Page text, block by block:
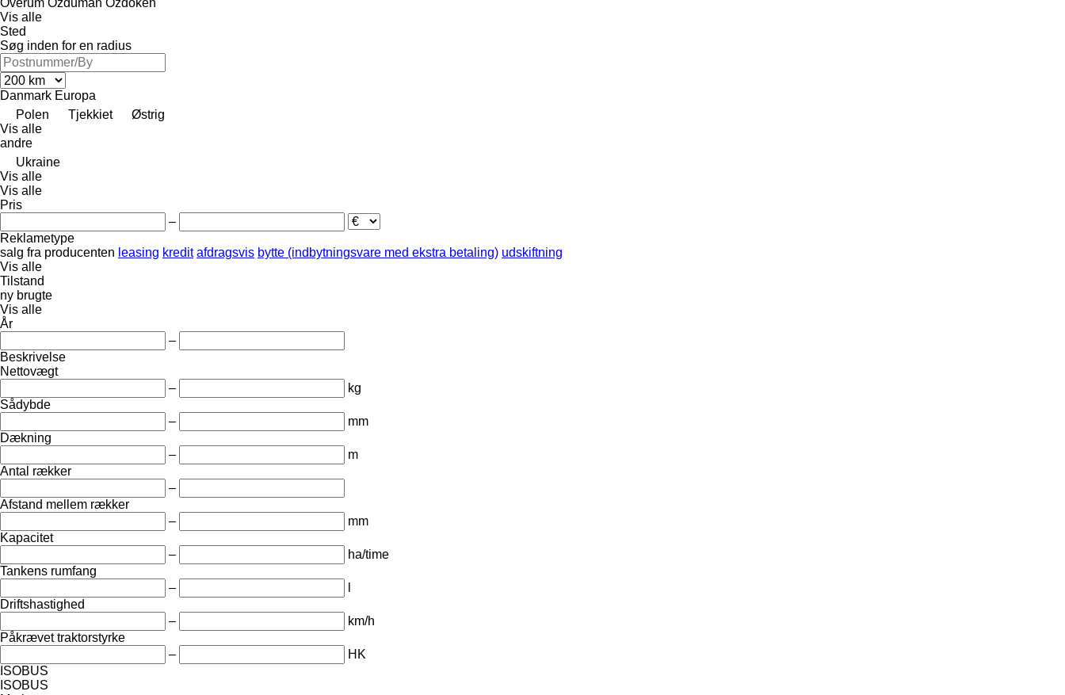
Vis alle
Sted
Søg inden for en radius
Danmark Europa
Polen
Tjekkiet
Østrig
Vis alle
andre
Ukraine
Vis alle
Vis alle
Pris
–
Reklametype
salg fra producenten leasing kredit afdragsvis bytte (indbytningsvare med ekstra betaling) udskiftning
Vis alle
Tilstand
ny brugte
Vis alle
År
–
Beskrivelse
Nettovægt
–
kg
Sådybde
–
mm
Dækning
–
m
Antal rækker
–
Afstand mellem rækker
–
mm
Kapacitet
–
ha/time
Tankens rumfang
–
Driftshastighed
–
km/h
Påkrævet traktorstyrke
–
HK
ISOBUS
ISOBUS